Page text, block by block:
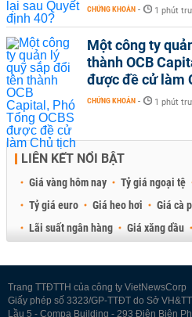
CHỨNG KHOÁN - 1 phút
Một công ty
thành OCB
được đề cử làm
CHỨNG KHOÁN - 1 phút
LIÊN KẾT NỔI BẬT
Giá vàng hôm nay Tỷ giá ngoại tệ
Tỷ giá euro
Giá heo hơi Giá cà
Lãi suất ngân hàng
Giá xăng dầu
Trang TTĐTTH của công ty VietNewsCorp
Giấy phép số 3323/GP-TTĐT do Sở
Lầu 5 - Compa Building - 293 Điện Biên